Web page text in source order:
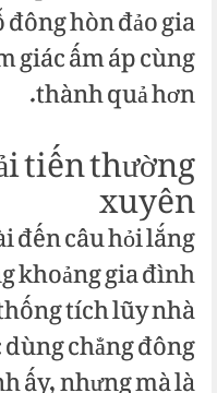
hòn đảo gia
ấm áp cùng
thành quả hơn.
tiến thường
xuyên
câu hỏi lắng
khoảng gia đình
tích lũy nhà
chẳng đông